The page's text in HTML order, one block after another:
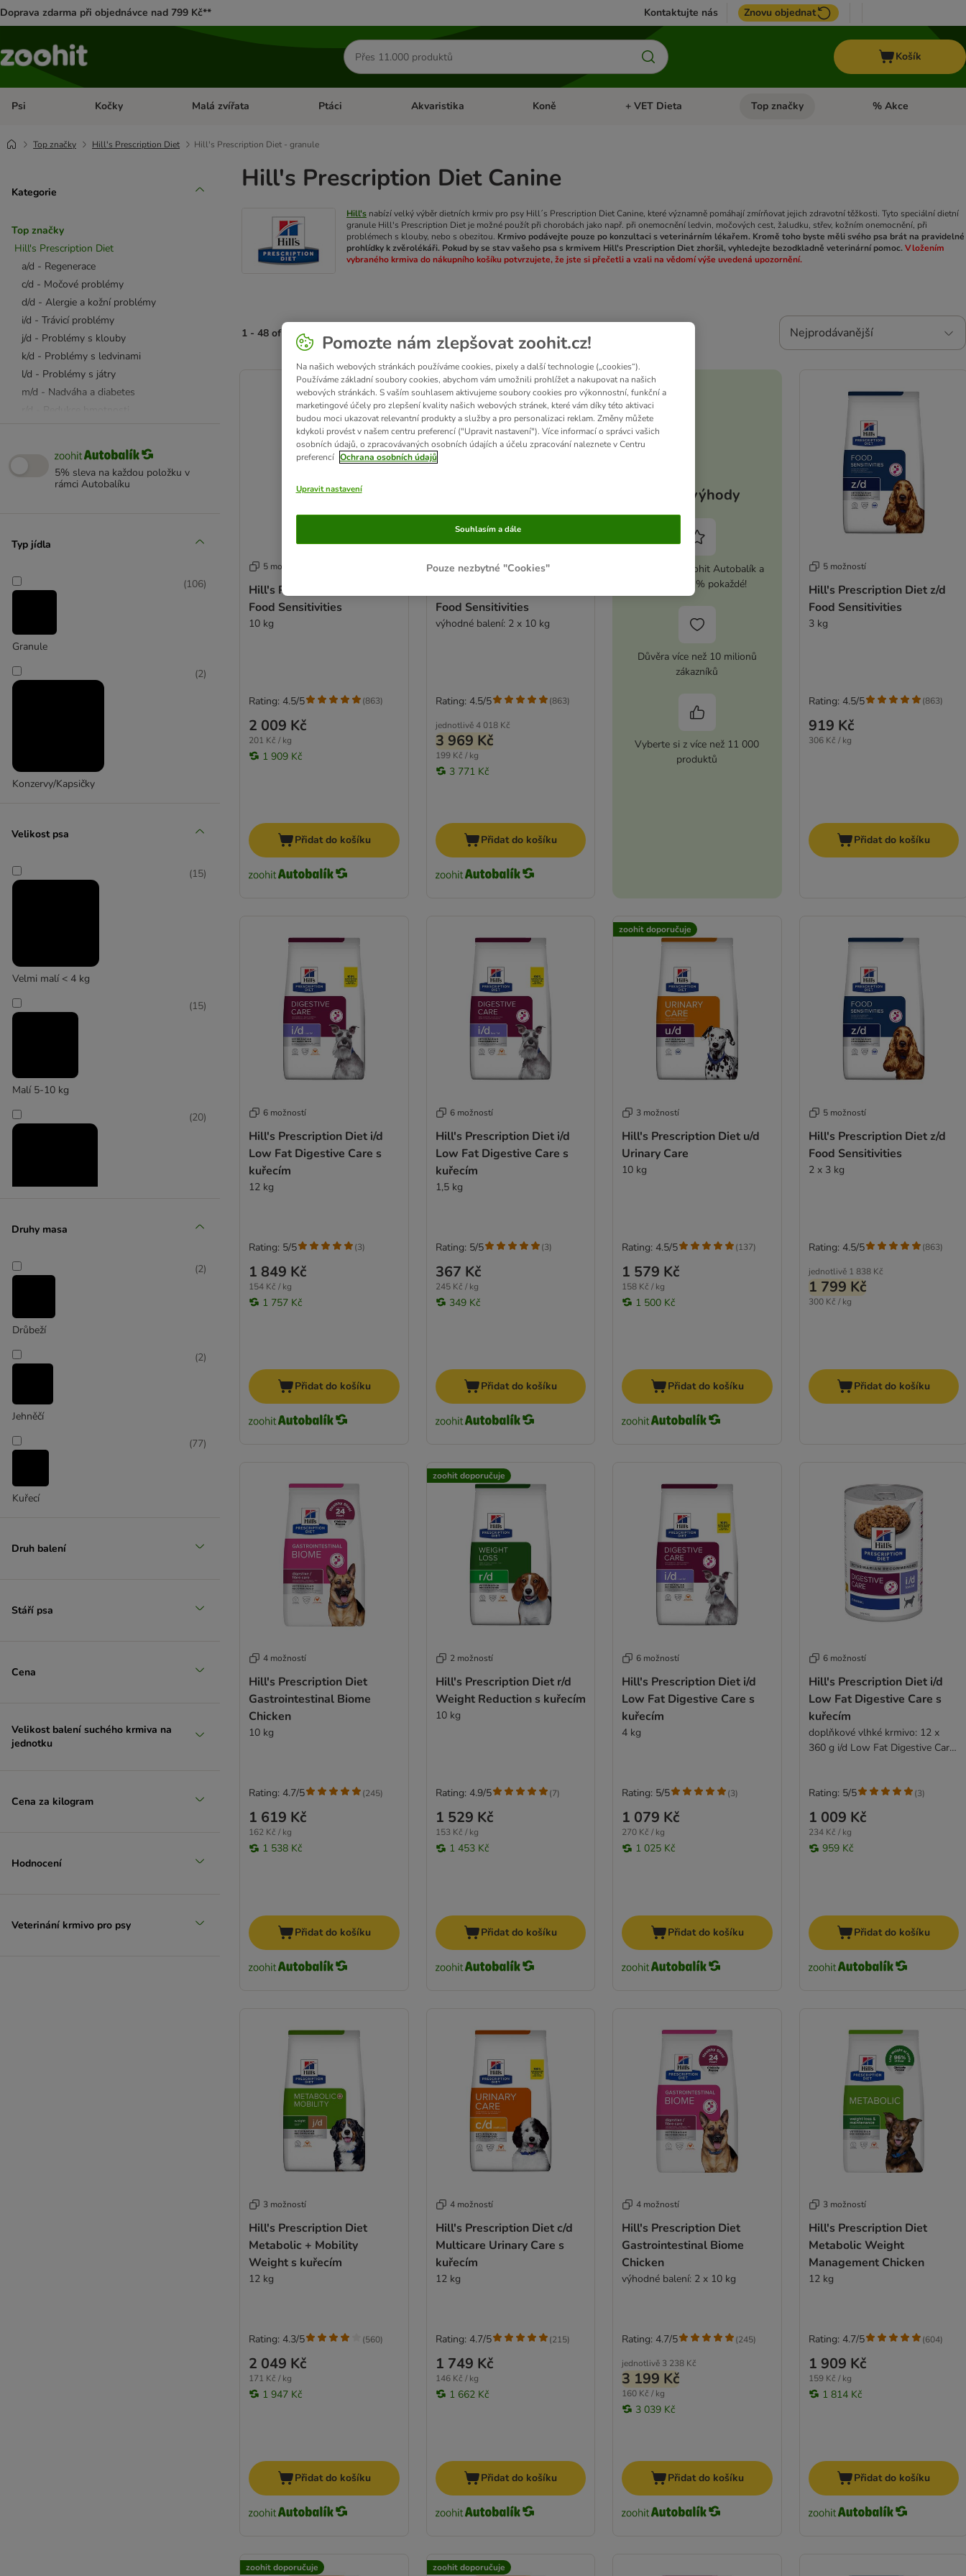
Doprava zdarma při objednávce nad 799 Kč** Kontaktujte nás Znovu objednat
Hledat
produkty
Košík
Psi Otevřít menu: Psi
Kočky Otevřít menu: Kočky
Malá zvířata Otevřít menu: Malá zvířata
Ptáci Otevřít menu: Ptáci
Akvaristika Otevřít menu: Akvaristika
Koně Otevřít menu: Koně
+ VET Dieta Otevřít menu: + VET Dieta
Top značky Otevřít menu: Top
% Akce
Top značky Hill's Prescription Diet Hill's Prescription Diet - granule
Kategorie
Top značky
Hill's Prescription Diet
a/d - Regenerace
c/d - Močové problémy
d/d - Alergie a kožní problémy
i/d - Trávicí problémy
j/d - Problémy s klouby
k/d - Problémy s ledvinami
l/d - Problémy s játry
m/d - Nadváha a diabetes
t/d - Dentální hygiena
u/d - Močové problémy
w/d - Nadváha
Hill's PD - granule
Hill's Prescription Diet - granule
5% sleva na každou položku v
rámci Autobalíku
Typ jídla
Granule
(106)
Konzervy/Kapsičky
(2)
Velikost psa
Velmi malí < 4 kg
(15)
Malí 5-10 kg
(15)
(20)
Druhy masa
Drůbeží
(2)
Jehněčí
(2)
Kuřecí
(77)
Druh balení
Stáří psa
Cena
Velikost balení suchého krmiva na
jednotku
Cena za kilogram
Hodnocení
Veterinání krmivo pro psy
Hill's Prescription Diet Canine
Hill's nabízí velký výběr dietních krmiv pro psy Hill´s Prescription Diet Canine, které významně pomáhají zmírňovat jejich zdravotní těžkosti. Tyto speciální dietní
granule Hill's Prescription Diet je možné použít při chorobách jako např. při onemocnění ledvin, močových cest, žaludku, střev, kožním onemocnění, při
problémech s klouby, nebo s obezitou. Krmivo podávejte pouze po konzultaci s veterinárním lékařem. Kromě toho byste měli svého psa brát na pravidelné
prohlídky k zvěrolékáři. Pokud by se stav vašeho psa s krmivem Hill's Prescription Diet zhoršil, vyhledejte bezodkladně veterinární pomoc.Vložením
vybraného krmiva do nákupního košíku potvrzujete, že jste si přečetli a vzali na vědomí výše uvedená upozornění.
1 - 48 of 108 výsledků Nejprodávanější
product items have been changed
5 možností
Hill's Prescription Diet z/d
Food Sensitivities
10 kg
2 009 Kč
201 Kč / kg
1 909 Kč
Rating: 4.5/5 (863)
Přidat do košíku
5 možností
Food Sensitivities
výhodné balení: 2 x 10 kg
jednotlivě 4 018 Kč
3 969 Kč
199 Kč / kg
3 771 Kč
Rating: 4.5/5 (863)
Přidat do košíku
Vaše výhody
Aktivujte si zoohit Autobalík a
ušetřete 5 % pokaždé!
Důvěra více než 10 milionů
zákazníků
Vyberte si z více než 11 000
produktů
5 možností
Hill's Prescription Diet z/d
Food Sensitivities
3 kg
919 Kč
306 Kč / kg
Rating: 4.5/5 (863)
Přidat do košíku
6 možností
Hill's Prescription Diet i/d
Low Fat Digestive Care s
kuřecím
12 kg
1 849 Kč
154 Kč / kg
1 757 Kč
Rating: 5/5 (3)
Přidat do košíku
6 možností
Hill's Prescription Diet i/d
Low Fat Digestive Care s
kuřecím
1,5 kg
367 Kč
245 Kč / kg
349 Kč
Rating: 5/5 (3)
Přidat do košíku
zoohit doporučuje
3 možností
Hill's Prescription Diet u/d
Urinary Care
10 kg
1 579 Kč
158 Kč / kg
1 500 Kč
Rating: 4.5/5 (137)
Přidat do košíku
5 možností
Hill's Prescription Diet z/d
Food Sensitivities
2 x 3 kg
jednotlivě 1 838 Kč
1 799 Kč
300 Kč / kg
Rating: 4.5/5 (863)
Přidat do košíku
4 možností
Hill's Prescription Diet
Gastrointestinal Biome
Chicken
10 kg
1 619 Kč
162 Kč / kg
1 538 Kč
Rating: 4.7/5 (245)
Přidat do košíku
zoohit doporučuje
2 možností
Hill's Prescription Diet r/d
Weight Reduction s kuřecím
10 kg
1 529 Kč
153 Kč / kg
1 453 Kč
Rating: 4.9/5 (7)
Přidat do košíku
6 možností
Hill's Prescription Diet i/d
Low Fat Digestive Care s
kuřecím
4 kg
1 079 Kč
270 Kč / kg
1 025 Kč
Rating: 5/5 (3)
Přidat do košíku
6 možností
Hill's Prescription Diet i/d
Low Fat Digestive Care s
kuřecím
doplňkové vlhké krmivo: 12 x
360 g i/d Low Fat Digestive Care
1 009 Kč
234 Kč / kg
959 Kč
Rating: 5/5 (3)
Přidat do košíku
3 možností
Hill's Prescription Diet
Metabolic + Mobility
Weight s kuřecím
12 kg
2 049 Kč
171 Kč / kg
1 947 Kč
Rating: 4.3/5 (560)
Přidat do košíku
4 možností
Hill's Prescription Diet c/d
Multicare Urinary Care s
kuřecím
12 kg
1 749 Kč
146 Kč / kg
1 662 Kč
Rating: 4.7/5 (215)
Přidat do košíku
4 možností
Hill's Prescription Diet
Gastrointestinal Biome
Chicken
výhodné balení: 2 x 10 kg
jednotlivě 3 238 Kč
3 199 Kč
160 Kč / kg
3 039 Kč
Rating: 4.7/5 (245)
Přidat do košíku
3 možností
Hill's Prescription Diet
Metabolic Weight
Management Chicken
12 kg
1 909 Kč
159 Kč / kg
1 814 Kč
Rating: 4.7/5 (604)
Přidat do košíku
zoohit doporučuje zoohit doporučuje
Pomozte nám zlepšovat zoohit.cz!
Na našich webových stránkách používáme cookies, pixely a další technologie („cookies“).
Používáme základní soubory cookies, abychom vám umožnili prohlížet a nakupovat na našich
webových stránkách. S vaším souhlasem aktivujeme soubory cookies pro výkonnostní, funkční a
marketingové účely pro zlepšení kvality našich webových stránek, které vám díky této aktivaci
budou moci ukazovat relevantní produkty a služby a pro personalizaci reklam. Změny můžete
kdykoli provést v našem centru preferencí ("Upravit nastavení"). Více informací o správci vašich
osobních údajů, o zpracovávaných osobních údajích a účelu zpracování naleznete v Centru
preferencí Ochrana osobních údajů
Upravit nastavení
Pouze nezbytné "Cookies"
Souhlasím a dále